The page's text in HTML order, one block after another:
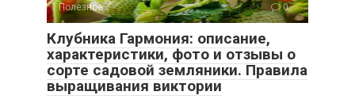
Полезное 0
Клубника Гармония: описание,
характеристики, фото и отзывы о
сорте садовой земляники. Правила
выращивания виктории